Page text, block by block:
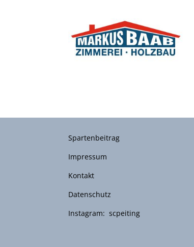
Spartenbeitrag
Impressum
Kontakt
Datenschutz
Instagram: scpeiting